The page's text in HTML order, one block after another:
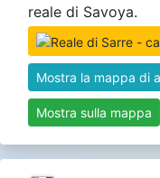
reale di Savoya.
Mostra la mappa di
Mostra sulla mappa